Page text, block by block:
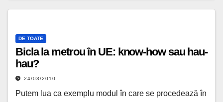
DE TOATE
Bicla la metrou în UE: know-how sau hau-
hau?
24/03/2010
Putem lua ca exemplu modul în care se procedează în